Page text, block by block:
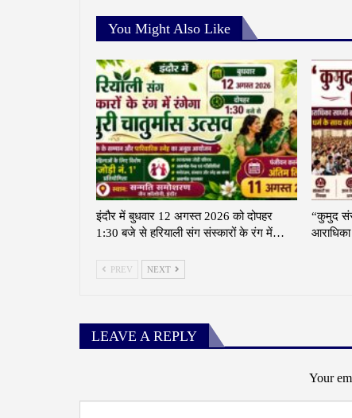
You Might Also Like
इंदौर में बुधवार 12 अगस्त 2026 को दोपहर
1:30 बजे से हरियाली संग संस्कारों के रंग में…
“कुमुद
PREV NEXT
LEAVE A REPLY
Your